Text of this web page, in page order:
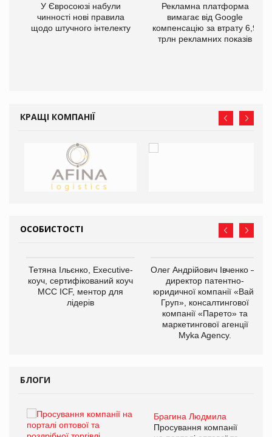
У Євросоюзі набули
чинності нові правила
щодо штучного інтелекту
Рекламна платформа
вимагає від Google
компенсацію за втрату 6,9
трлн рекламних показів
КРАЩІ КОМПАНІЇ
ОСОБИСТОСТІ
Тетяна Ільєнко, Executive-
коуч, сертифікований коуч
МСС ICF, ментор для
лідерів
Олег Андрійович Івченко —
директор патентно-
юридичної компанії «Вайз
Груп», консалтингової
компанії «Парето» та
маркетингової агенції
Myka Agency.
БЛОГИ
Брагина Людмила
Просування компанії